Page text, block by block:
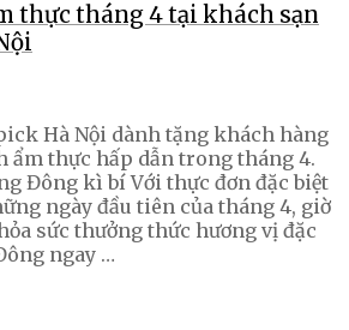
thực tháng 4 tại khách sạn
Hà Nội dành tặng khách hàng
ẩm thực hấp dẫn trong tháng 4.
Đông kì bí Với thực đơn đặc biệt
ngày đầu tiên của tháng 4, giờ
sức thưởng thức hương vị đặc
ngay …